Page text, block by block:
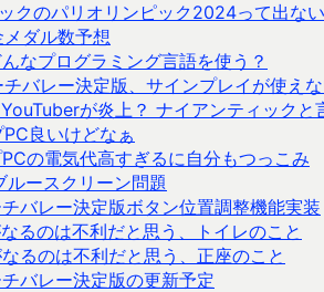
クのパリオリンピック2024って出な
ダル数予想
なプログラミング言語を使う？
バレー決定版、サインプレイが使え
が炎上？ ナイアンティックと
良いけどなぁ
の電気代高すぎるに自分もつっこみ
ースクリーン問題
バレー決定版ボタン位置調整機能実装
るのは不利だと思う、トイレのこと
るのは不利だと思う、正座のこと
バレー決定版の更新予定